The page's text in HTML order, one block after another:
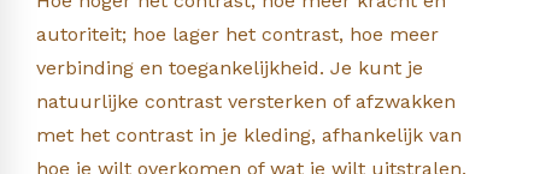
autoriteit; hoe lager het contrast, hoe meer
verbinding en toegankelijkheid. Je kunt je
natuurlijke contrast versterken of afzwakken
met het contrast in je kleding, afhankelijk van
hoe je wilt overkomen of wat je wilt uitstralen.